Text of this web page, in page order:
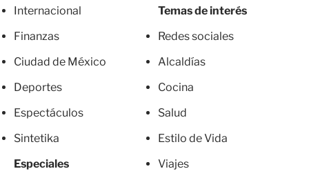
Internacional
Finanzas
Ciudad de México
Deportes
Espectáculos
Sintetika
Especiales
Temas de interés
Redes sociales
Alcaldías
Cocina
Salud
Estilo de Vida
Viajes